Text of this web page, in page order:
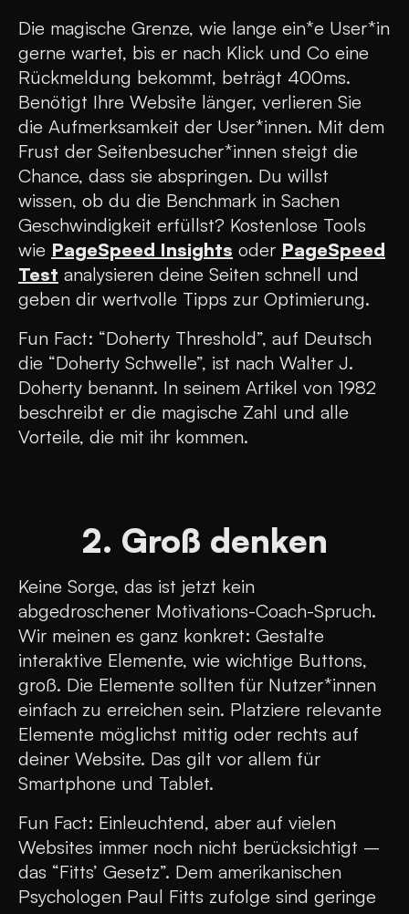
Die magische Grenze, wie lange ein*e User*in
gerne wartet, bis er nach Klick und Co eine
Rückmeldung bekommt, beträgt 400ms.
Benötigt Ihre Website länger, verlieren Sie
die Aufmerksamkeit der User*innen. Mit dem
Frust der Seitenbesucher*innen steigt die
Chance, dass sie abspringen. Du willst
wissen, ob du die Benchmark in Sachen
Geschwindigkeit erfüllst? Kostenlose Tools
wie PageSpeed Insights oder PageSpeed
Test analysieren deine Seiten schnell und
geben dir wertvolle Tipps zur Optimierung.
Fun Fact: “Doherty Threshold”, auf Deutsch
die “Doherty Schwelle”, ist nach Walter J.
Doherty benannt. In seinem Artikel von 1982
beschreibt er die magische Zahl und alle
Vorteile, die mit ihr kommen.
2. Groß denken
Keine Sorge, das ist jetzt kein
abgedroschener Motivations-Coach-Spruch.
Wir meinen es ganz konkret: Gestalte
interaktive Elemente, wie wichtige Buttons,
groß. Die Elemente sollten für Nutzer*innen
einfach zu erreichen sein. Platziere relevante
Elemente möglichst mittig oder rechts auf
deiner Website. Das gilt vor allem für
Smartphone und Tablet.
Fun Fact: Einleuchtend, aber auf vielen
Websites immer noch nicht berücksichtigt –
das “Fitts’ Gesetz”. Dem amerikanischen
Psychologen Paul Fitts zufolge sind geringe